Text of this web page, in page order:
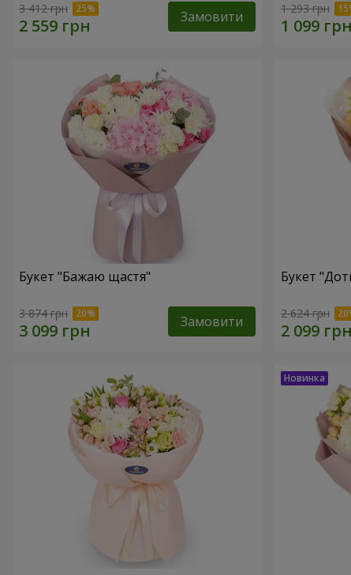
3 412 грн Замовити 1 293 грн
Букет "Бажаю щастя"
3 874 грн Замовити
Букет
2 624 грн